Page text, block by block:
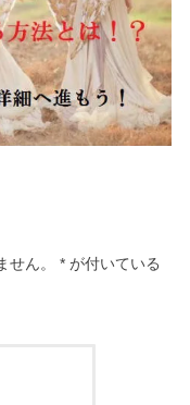
ん。 * が付いている